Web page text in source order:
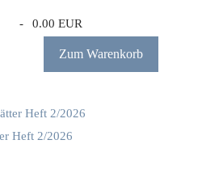
- 0.00 EUR
Zum Warenkorb
Heft 2/2026